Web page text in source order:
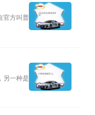
官方叫普
另一种是